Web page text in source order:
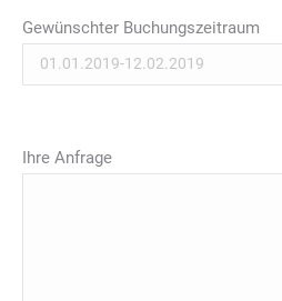
Gewünschter Buchungszeitraum
Ihre Anfrage